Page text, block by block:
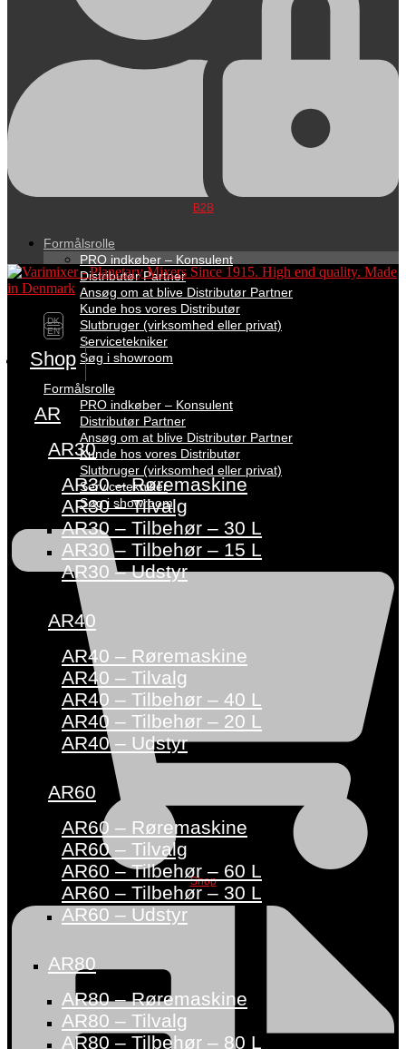
B2B
Formålsrolle
PRO indkøber – Konsulent
Distributør Partner
Ansøg om at blive Distributør Partner
Kunde hos vores Distributør
Slutbruger (virksomhed eller privat)
Servicetekniker
Søg i showroom
Formålsrolle
PRO indkøber – Konsulent
Distributør Partner
Ansøg om at blive Distributør Partner
Kunde hos vores Distributør
Slutbruger (virksomhed eller privat)
Servicetekniker
Søg i showroom
Shop
DK
EN
Shop
AR
AR30
AR30 – Røremaskine
AR30 – Tilvalg
AR30 – Tilbehør – 30 L
AR30 – Tilbehør – 15 L
AR30 – Udstyr
AR40
AR40 – Røremaskine
AR40 – Tilvalg
AR40 – Tilbehør – 40 L
AR40 – Tilbehør – 20 L
AR40 – Udstyr
AR60
AR60 – Røremaskine
AR60 – Tilvalg
AR60 – Tilbehør – 60 L
AR60 – Tilbehør – 30 L
AR60 – Udstyr
AR80
AR80 – Røremaskine
AR80 – Tilvalg
AR80 – Tilbehør – 80 L